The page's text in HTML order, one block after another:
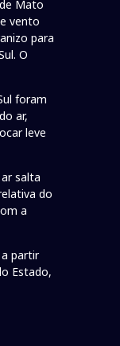
Mato
vento
para
O
foram
ar,
leve
salta
do
a
partir
Estado,